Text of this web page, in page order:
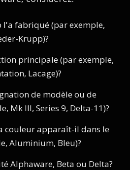
l'a fabriqué (par exemple,
Krupp)?
principale (par exemple,
Lacage)?
de modèle ou de
Mk III, Series 9, Delta-11)?
couleur apparaît-il dans le
Aluminium, Bleu)?
Alphaware, Beta ou Delta?